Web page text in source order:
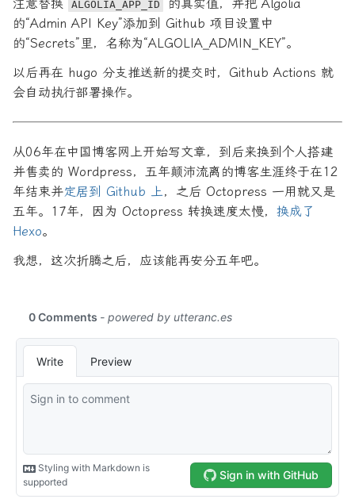
注意替换 ALGOLIA_APP_ID
的真实值，并把 Algolia
的“Admin API Key”添加到 Github 项目设置中
的“Secrets”里，名称为“ALGOLIA_ADMIN_KEY”。
以后再在 hugo 分支推送新的提交时，Github Actions 就
会自动执行部署操作。
从06年在中国博客网上开始写文章，到后来换到个人搭建
并售卖的 Wordpress，五年颠沛流离的博客生涯终于在12
年结束并定居到 Github 上，之后 Octopress 一用就又是
五年。17年，因为 Octopress 转换速度太慢， 换成了
Hexo。
我想，这次折腾之后，应该能再安分五年吧。